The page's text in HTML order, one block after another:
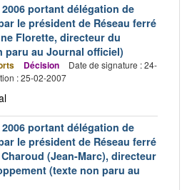
portant délégation de
le président de Réseau ferré
Florette, directeur du
paru au Journal officiel)
Décision
Date de signature : 24-
: 25-02-2007
portant délégation de
le président de Réseau ferré
(Jean-Marc), directeur
(texte non paru au